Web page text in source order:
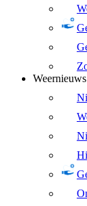
Weernieuws